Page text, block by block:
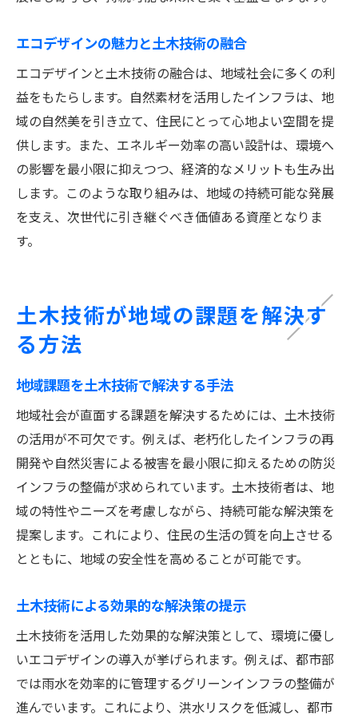
エコデザインの魅力と土木技術の融合
エコデザインと土木技術の融合は、地域社会に多くの利
益をもたらします。自然素材を活用したインフラは、地
域の自然美を引き立て、住民にとって心地よい空間を提
供します。また、エネルギー効率の高い設計は、環境へ
の影響を最小限に抑えつつ、経済的なメリットも生み出
します。このような取り組みは、地域の持続可能な発展
を支え、次世代に引き継ぐべき価値ある資産となりま
す。
土木技術が地域の課題を解決す
る方法
地域課題を土木技術で解決する手法
地域社会が直面する課題を解決するためには、土木技術
の活用が不可欠です。例えば、老朽化したインフラの再
開発や自然災害による被害を最小限に抑えるための防災
インフラの整備が求められています。土木技術者は、地
域の特性やニーズを考慮しながら、持続可能な解決策を
提案します。これにより、住民の生活の質を向上させる
とともに、地域の安全性を高めることが可能です。
土木技術による効果的な解決策の提示
土木技術を活用した効果的な解決策として、環境に優し
いエコデザインの導入が挙げられます。例えば、都市部
では雨水を効率的に管理するグリーンインフラの整備が
進んでいます。これにより、洪水リスクを低減し、都市